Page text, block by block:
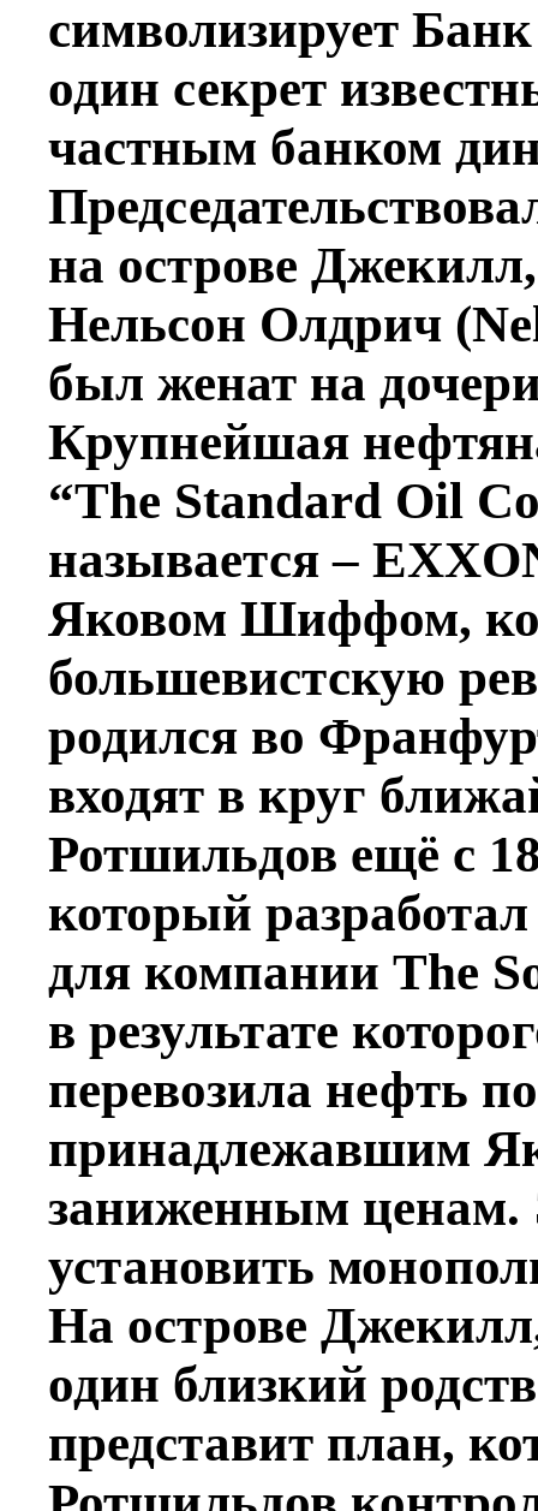
символизирует
один секрет
частным банком
на острове
Нельсон Олдрич
был женат на
Крупнейшая
“The Standard Oil
называется –
Яковом Шиффом,
большевистскую
родился во
входят в круг
Ротшильдов ещё с
который
для компании The
в результате
перевозила нефть
принадлежавшим
заниженным ценам.
установить
На острове
один близкий
представит план,